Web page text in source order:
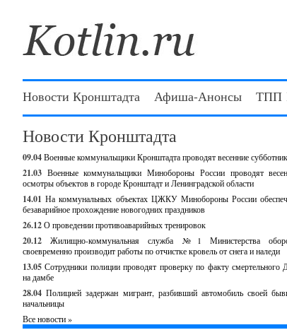
Новости Кронштадта Афиша-Анонсы ТПП
Новости Кронштадта
09.04Военные коммунальщики Кронштадта проводят весенние
21.03 Военные коммунальщики Минобороны России проводят
осмотры объектов в городе Кронштадт и Ленинградской области
14.01 На коммунальных объектах ЦЖКУ Минобороны России
безаварийное прохождение новогодних праздников
26.12О проведении противоаварийных тренировок
20.12
Жилищно-коммунальная служба №1 Министерства
своевременно производит работы по отчистке кровель от снега и наледи
13.05 Сотрудники полиции проводят проверку по факту смертельного
на дамбе
28.04 Полицией задержан мигрант, разбивший автомобиль своей
начальницы
Все новости »